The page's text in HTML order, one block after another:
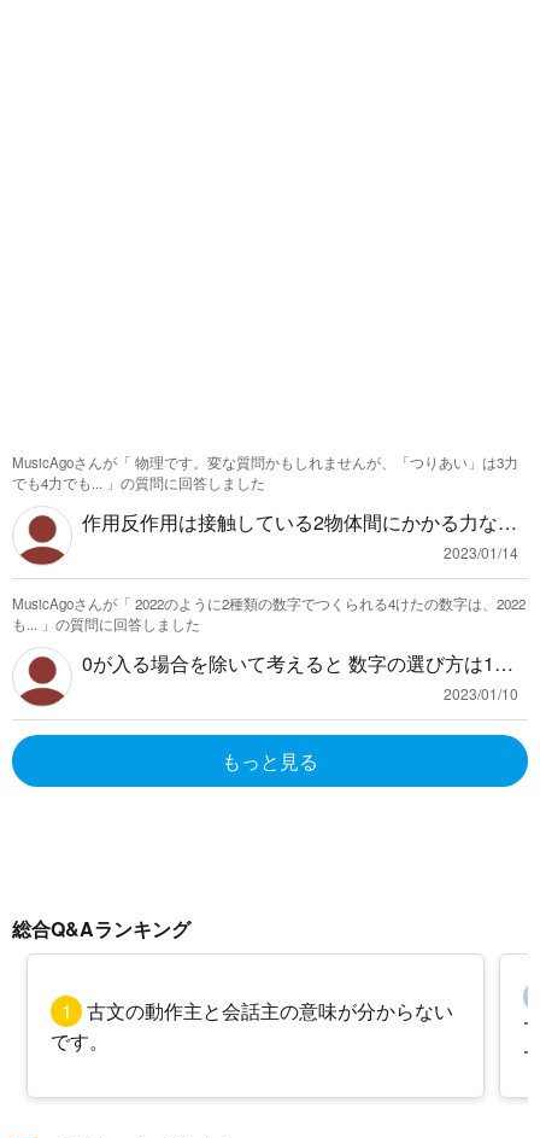
MusicAgoさんが「 物理です。変な質問かもしれませんが、「つりあい」は3力
でも4力でも... 」の質問に回答しました
作用反作用は接触している2物体間にかかる力なの
で3物体が関わってくることはないと思います。 2
物体が接している場合は2つの物体それぞれに対し
て別々に作用反作用の法則が成り立ちます。 静止
している場合は力のつり合いにより静止している
ので、例えば重力を例にして考えると重さの違う
物体Aと物体Bではそれぞれ違う力がかかって、そ
の値が干渉することはありません。これは接地面
が一致している場合(存在するかわかりませんが)で
も変わりません。 接している力によって運動して
2023/01/14
MusicAgoさんが「 2022のように2種類の数字でつくられる4けたの数字は、2022
も... 」の質問に回答しました
0が入る場合を除いて考えると 数字の選び方は1〜
9の9個の中から2つを選びます。 高校数学では${}
_9\mathrm{C}_2$=36と書けて 中学までの範囲で
は 1つ目は9通り、2つ目が8通りで 説明のために1
つ目をA、2つ目をBだとして(A,B)と表すと、 順番
を除いて 16-2=14(通り)ずつ存在します。 よって 3
6×14＝504(通り)です 次に0が入る場合を考えると
9通りあります。 4桁の数になるためには0が千の
位に来なければ良いので 千の位は1〜9、百・十・
ります。 よって 9×8＝72(通り)です。 これを合わ
2023/01/10
もっと見る
総合Q&Aランキング
1
古文の動作主と会話主の意味が分からない
です。